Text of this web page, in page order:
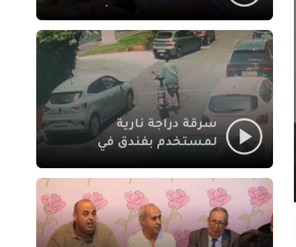
أشغال شارع علال
الفاسي بمراكش
سرقة دراجة نارية
لمستخدم بفندق في
بمراكش